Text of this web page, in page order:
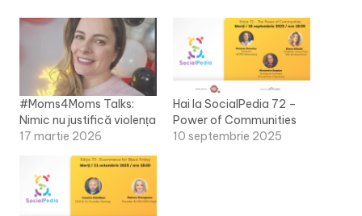
#Moms4Moms Talks:
Nimic nu justifică violența
17 martie 2026
Hai la SocialPedia 72 –
Power of Communities
10 septembrie 2025